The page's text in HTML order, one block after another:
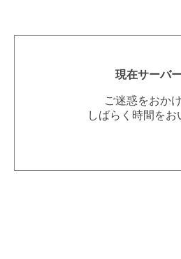
現在サーバ
ご迷惑をおか
しばらく時間を